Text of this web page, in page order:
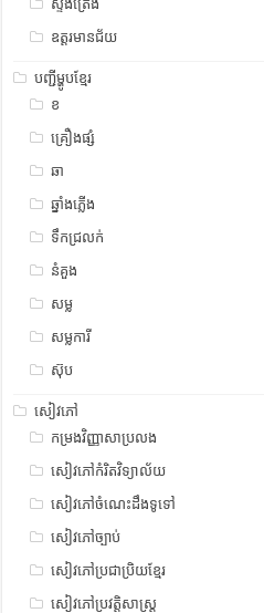
ស្ទឹង​​ត្រែង
ឧត្ដរមានជ័យ
បញ្ជីម្ហូបខ្មែរ
ខ
គ្រឿងផ្សំ
ឆា
ឆ្នាំងភ្លើង
ទឹកជ្រលក់
នំគួង
សម្ល
សម្លការី
ស៊ុប
សៀវភៅ
កម្រងវិញ្ញាសាប្រលង
សៀវភៅកំរិតវិទ្យាល័យ
សៀវភៅចំណេះដឹងទូទៅ
សៀវភៅច្បាប់
សៀវភៅប្រជាប្រិយខ្មែរ
សៀវភៅប្រវត្តិសាស្រ្ត